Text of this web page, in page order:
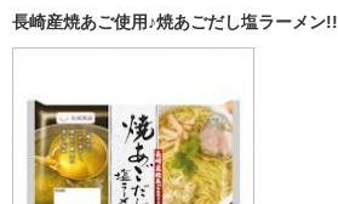
長崎産焼あご使用♪焼あごだし塩ラーメン!!